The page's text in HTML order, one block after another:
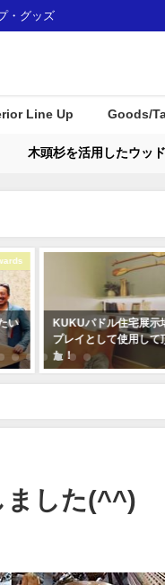
・グッズ
Line Up Goods/
木頭杉を活用したウッ
い
KUKUパドル住宅展示
プレイとして使用して
た！
ました(^^)